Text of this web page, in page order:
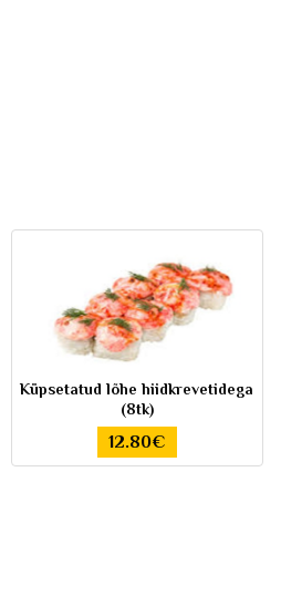
Küpsetatud lõhe hiidkrevetidega
(8tk)
12.80€